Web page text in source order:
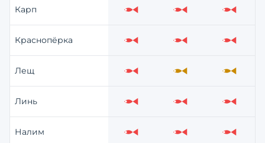
Карп Слабо Слабо Слабо
Краснопёрка Слабо Слабо Слабо
Лещ Слабо Средне Средне
Линь Слабо Слабо Слабо
Налим Слабо Слабо Слабо